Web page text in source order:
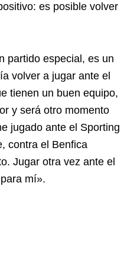
es posible volver
partido especial, es un
volver a jugar ante el
tienen un buen equipo,
y será otro momento
jugado ante el Sporting
contra el Benfica
Jugar otra vez ante el
mí».